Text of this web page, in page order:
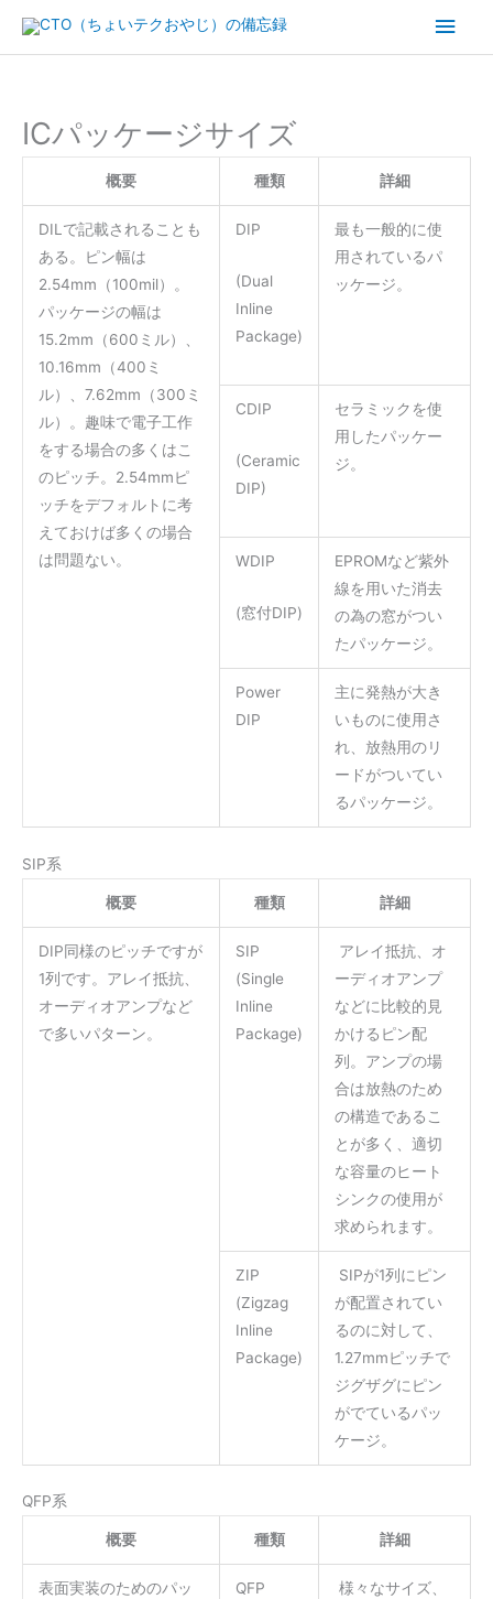
メ
メ
ニ
ュ
ICパッケージサイズ
概要 種類 詳細
DILで記載されることも
ある。ピン幅は
2.54mm（100mil）。
パッケージの幅は
15.2mm（600ミル）、
10.16mm（400ミ
ル）、7.62mm（300ミ
ル）。趣味で電子工作
をする場合の多くはこ
のピッチ。2.54mmピ
ッチをデフォルトに考
えておけば多くの場合
は問題ない。
DIP
(Dual
Inline
Package)
最も一般的に使
用されているパ
ッケージ。
CDIP
(Ceramic
DIP)
セラミックを使
用したパッケー
ジ。
WDIP
(窓付DIP)
EPROMなど紫外
線を用いた消去
の為の窓がつい
たパッケージ。
Power
DIP
主に発熱が大き
いものに使用さ
れ、放熱用のリ
ードがついてい
るパッケージ。
SIP系
概要 種類 詳細
DIP同様のピッチですが
1列です。アレイ抵抗、
オーディオアンプなど
で多いパターン。
SIP
(Single
Inline
Package)
アレイ抵抗、オ
ーディオアンプ
などに比較的見
かけるピン配
列。アンプの場
合は放熱のため
の構造であるこ
とが多く、適切
な容量のヒート
シンクの使用が
求められます。
ZIP
(Zigzag
Inline
Package)
SIPが1列にピン
が配置されてい
るのに対して、
1.27mmピッチで
ジグザグにピン
がでているパッ
ケージ。
QFP系
概要 種類 詳細
表面実装のためのパッ
QFP
様々なサイズ、